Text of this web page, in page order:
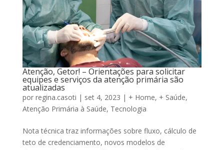
Atenção, Getor! – Orientações para solicitar
equipes e serviços da atenção primária são
atualizadas
por regina.casoti | set 4, 2023 | + Home, + Saúde,
Atenção Primária à Saúde, Tecnologia
Nota técnica traz informações sobre fluxo, cálculo de
teto de credenciamento, novos modelos de